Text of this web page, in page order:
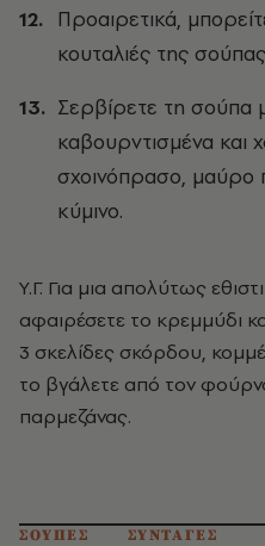
Προαιρετικά,
κουταλιές της
Σερβίρετε τη σούπα
καβουρντισμένα και
σχοινόπρασο, μαύρο
κύμινο.
Υ.Γ. Για μια απολύτως
αφαιρέσετε το κρεμμύδι
3 σκελίδες σκόρδου,
το βγάλετε από τον
παρμεζάνας.
ΣΟΥΠΕΣ ΣΥΝΤΑΓΕΣ